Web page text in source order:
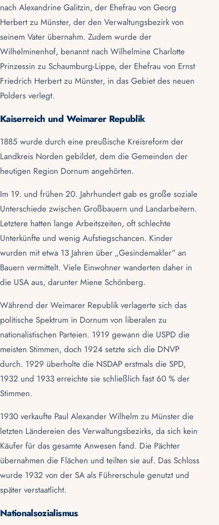
nach Alexandrine Galitzin, der Ehefrau von Georg
Herbert zu Münster, der den Verwaltungsbezirk von
seinem Vater übernahm. Zudem wurde der
Wilhelminenhof, benannt nach Wilhelmine Charlotte
Prinzessin zu Schaumburg-Lippe, der Ehefrau von Ernst
Friedrich Herbert zu Münster, in das Gebiet des neuen
Polders verlegt.
Kaiserreich und Weimarer Republik
1885 wurde durch eine preußische Kreisreform der
Landkreis Norden gebildet, dem die Gemeinden der
heutigen Region Dornum angehörten.
Im 19. und frühen 20. Jahrhundert gab es große soziale
Unterschiede zwischen Großbauern und Landarbeitern.
Letztere hatten lange Arbeitszeiten, oft schlechte
Unterkünfte und wenig Aufstiegschancen. Kinder
wurden mit etwa 13 Jahren über „Gesindemakler“ an
Bauern vermittelt. Viele Einwohner wanderten daher in
die USA aus, darunter Miene Schönberg.
Während der Weimarer Republik verlagerte sich das
politische Spektrum in Dornum von liberalen zu
nationalistischen Parteien. 1919 gewann die USPD die
meisten Stimmen, doch 1924 setzte sich die DNVP
durch. 1929 überholte die NSDAP erstmals die SPD,
1932 und 1933 erreichte sie schließlich fast 60 % der
Stimmen.
1930 verkaufte Paul Alexander Wilhelm zu Münster die
letzten Ländereien des Verwaltungsbezirks, da sich kein
Käufer für das gesamte Anwesen fand. Die Pächter
übernahmen die Flächen und teilten sie auf. Das Schloss
wurde 1932 von der SA als Führerschule genutzt und
später verstaatlicht.
Nationalsozialismus